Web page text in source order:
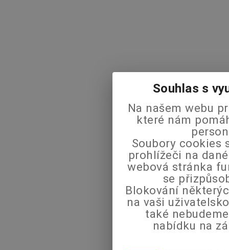
Souhlas s
Na našem webu
které nám
Soubory cookies
prohlížeči na
webová stránka
se
Blokování
na vaši
také
nabídku na